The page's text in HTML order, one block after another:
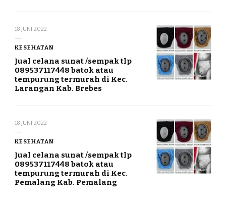
18 JUNI 2022
KESEHATAN
Jual celana sunat /sempak tlp
089537117448 batok atau
tempurung termurah di Kec.
Larangan Kab. Brebes
18 JUNI 2022
KESEHATAN
Jual celana sunat /sempak tlp
089537117448 batok atau
tempurung termurah di Kec.
Pemalang Kab. Pemalang